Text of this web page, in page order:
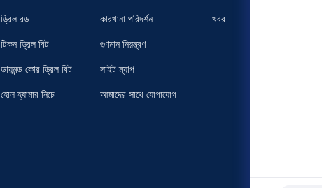
ড্রিল রড
টিকন ড্রিল বিট
ডায়মন্ড কোর ড্রিল বিট
হোল হ্যামার নিচে
কারখানা পরিদর্শন
গুণমান নিয়ন্ত্রণ
সাইট ম্যাপ
আমাদের সাথে যোগাযোগ
খবর